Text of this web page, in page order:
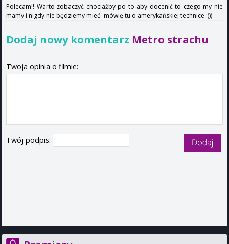
Polecam!! Warto zobaczyć chociażby po to aby docenić to czego my nie
mamy i nigdy nie będziemy mieć- mówię tu o amerykańskiej technice :)))
Dodaj nowy komentarz Metro strachu
Twoja opinia o filmie:
Twój podpis: